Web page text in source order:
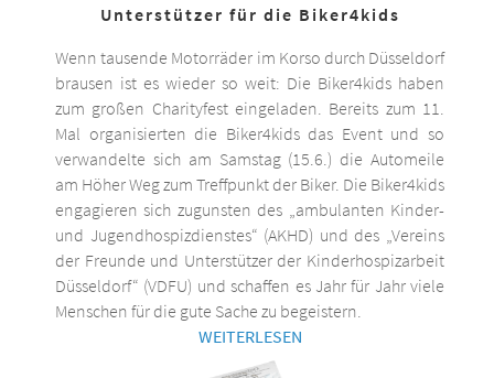
Unterstützer für die Biker4kids
Wenn tausende Motorräder im Korso durch Düsseldorf
brausen ist es wieder so weit: Die Biker4kids haben
zum großen Charityfest eingeladen. Bereits zum 11.
Mal organisierten die Biker4kids das Event und so
verwandelte sich am Samstag (15.6.) die Automeile
am Höher Weg zum Treffpunkt der Biker. Die Biker4kids
engagieren sich zugunsten des „ambulanten Kinder-
und Jugendhospizdienstes“ (AKHD) und des „Vereins
der Freunde und Unterstützer der Kinderhospizarbeit
Düsseldorf“ (VDFU) und schaffen es Jahr für Jahr viele
Menschen für die gute Sache zu begeistern.
WEITERLESEN